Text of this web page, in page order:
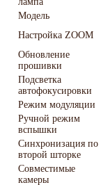
Модель
Настройка ZOOM
Обновление
прошивки
Подсветка
автофокусировки
Режим модуляции
Ручной режим
вспышки
Синхронизация по
второй шторке
Совместимые
камеры